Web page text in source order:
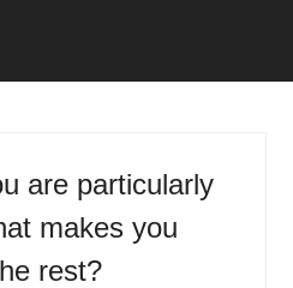
are particularly
makes you
rest?